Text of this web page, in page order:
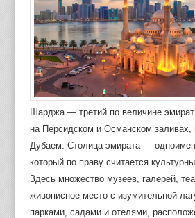
Шарджа — третий по величине
на Персидском и Османском заливах,
Дубаем. Столица эмирата —
который по праву считается
Здесь множество музеев, галерей,
живописное место с изумительной
парками, садами и отелями,